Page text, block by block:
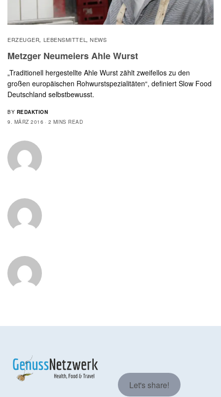
ERZEUGER, LEBENSMITTEL,NEWS
Metzger Neumeiers Ahle Wurst
„Traditionell hergestellte Ahle Wurst zählt zweifellos zu den
großen europäischen Rohwurstspezialitäten“, definiert Slow Food
Deutschland selbstbewusst.
BY REDAKTION
9. MÄRZ 2016
2 MINS READ
Let's share!